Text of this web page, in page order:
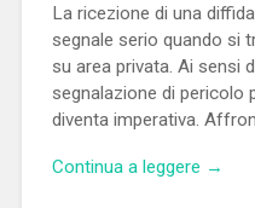
La ricezione di una
segnale serio quando si
su area privata. Ai sensi
segnalazione di pericolo
diventa imperativa.
Continua a leggere →